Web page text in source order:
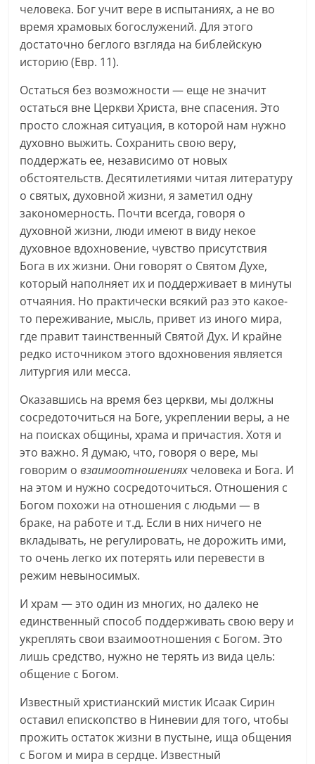
человека. Бог учит вере в испытаниях, а не во
время храмовых богослужений. Для этого
достаточно беглого взгляда на библейскую
историю (Евр. 11).
Остаться без возможности — еще не значит
остаться вне Церкви Христа, вне спасения. Это
просто сложная ситуация, в которой нам нужно
духовно выжить. Сохранить свою веру,
поддержать ее, независимо от новых
обстоятельств. Десятилетиями читая литературу
о святых, духовной жизни, я заметил одну
закономерность. Почти всегда, говоря о
духовной жизни, люди имеют в виду некое
духовное вдохновение, чувство присутствия
Бога в их жизни. Они говорят о Святом Духе,
который наполняет их и поддерживает в минуты
отчаяния. Но практически всякий раз это какое-
то переживание, мысль, привет из иного мира,
где правит таинственный Святой Дух. И крайне
редко источником этого вдохновения является
литургия или месса.
Оказавшись на время без церкви, мы должны
сосредоточиться на Боге, укреплении веры, а не
на поисках общины, храма и причастия. Хотя и
это важно. Я думаю, что, говоря о вере, мы
говорим о взаимоотношениях человека и Бога. И
на этом и нужно сосредоточиться. Отношения с
Богом похожи на отношения с людьми — в
браке, на работе и т.д. Если в них ничего не
вкладывать, не регулировать, не дорожить ими,
то очень легко их потерять или перевести в
режим невыносимых.
И храм — это один из многих, но далеко не
единственный способ поддерживать свою веру и
укреплять свои взаимоотношения с Богом. Это
лишь средство, нужно не терять из вида цель:
общение с Богом.
Известный христианский мистик Исаак Сирин
оставил епископство в Ниневии для того, чтобы
прожить остаток жизни в пустыне, ища общения
с Богом и мира в сердце. Известный